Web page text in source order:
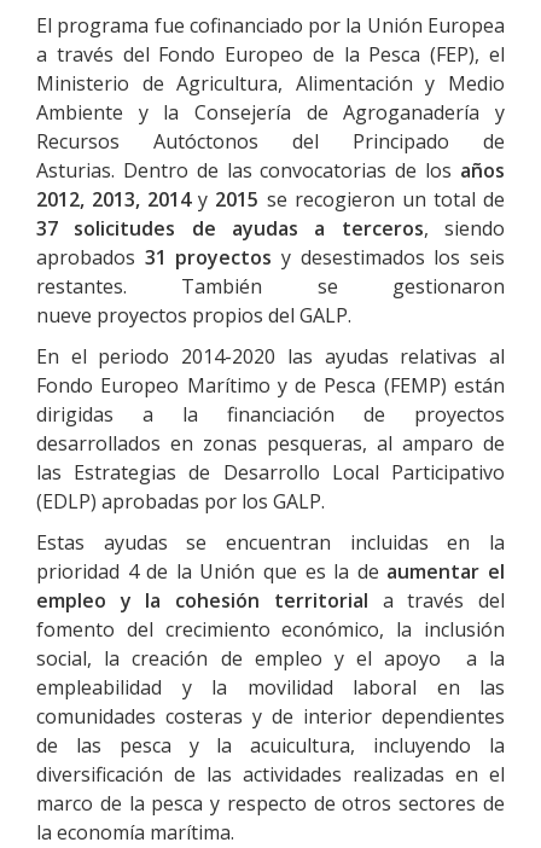
El programa fue cofinanciado por la Unión Europea
a través del Fondo Europeo de la Pesca (FEP), el
Ministerio de Agricultura, Alimentación y Medio
Ambiente y la Consejería de Agroganadería y
Recursos Autóctonos del Principado de
Asturias. Dentro de las convocatorias de los años
2012, 2013, 2014y 2015 se recogieron un total de
37 solicitudes de ayudas a terceros, siendo
aprobados 31 proyectos y desestimados los seis
restantes. También se gestionaron
nueve proyectos propios del GALP.
En el periodo 2014-2020 las ayudas relativas al
Fondo Europeo Marítimo y de Pesca (FEMP) están
dirigidas a la financiación de proyectos
desarrollados en zonas pesqueras, al amparo de
las Estrategias de Desarrollo Local Participativo
(EDLP) aprobadas por los GALP.
Estas ayudas se encuentran incluidas en la
prioridad 4 de la Unión que es la de aumentar el
empleo y la cohesión territorial a través del
fomento del crecimiento económico, la inclusión
social, la creación de empleo y el apoyo a la
empleabilidad y la movilidad laboral en las
comunidades costeras y de interior dependientes
de las pesca y la acuicultura, incluyendo la
diversificación de las actividades realizadas en el
marco de la pesca y respecto de otros sectores de
la economía marítima.